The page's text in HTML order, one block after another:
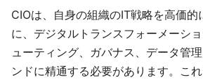
CIOは、自身の組織のIT戦略を高価的
に、デジタルトランスフォーメーシ
ューティング、ガバナス、データ管
ンドに精通する必要があります。こ